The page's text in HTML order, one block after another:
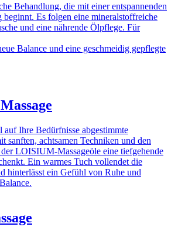
Behandlung, die mit einer entspannenden
beginnt. Es folgen eine mineralstoffreiche
und eine nährende Ölpflege. Für
Balance und eine geschmeidig gepflegte
Ihre Bedürfnisse abgestimmte
sanften, achtsamen Techniken und den
LOISIUM-Massageöle eine tiefgehende
Ein warmes Tuch vollendet die
hinterlässt ein Gefühl von Ruhe und